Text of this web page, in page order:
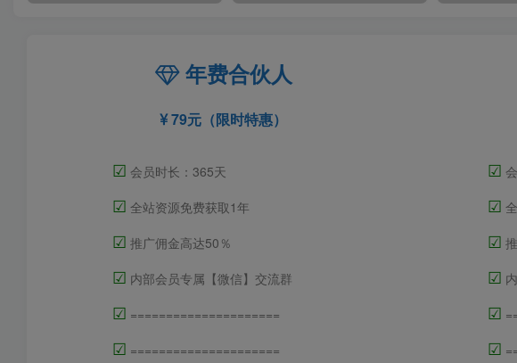
年费合伙人
79元（限时特惠）
☑ 会员时长：365天
☑ 全站资源免费获取1年
☑ 推广佣金高达50％
☑ 内部会员专属【微信】交流群
☑ =====================
☑ =====================
☑
☑
☑
☑
☑
☑